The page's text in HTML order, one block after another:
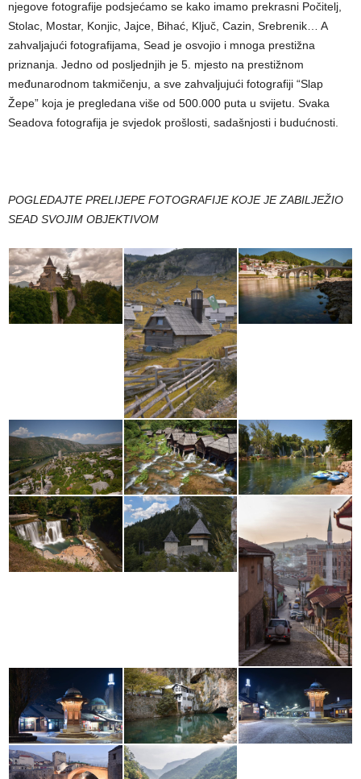
njegove fotografije podsjećamo se kako imamo prekrasni Počitelj,
Stolac, Mostar, Konjic, Jajce, Bihać, Ključ, Cazin, Srebrenik… A
zahvaljajući fotografijama, Sead je osvojio i mnoga prestižna
priznanja. Jedno od posljednjih je 5. mjesto na prestižnom
međunarodnom takmičenju, a sve zahvaljujući fotografiji “Slap
Žepe” koja je pregledana više od 500.000 puta u svijetu. Svaka
Seadova fotografija je svjedok prošlosti, sadašnjosti i budućnosti.
POGLEDAJTE PRELIJEPE FOTOGRAFIJE KOJE JE ZABILJEŽIO
SEAD SVOJIM OBJEKTIVOM